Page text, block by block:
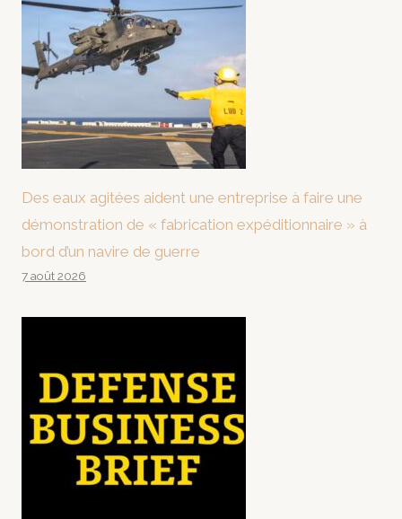
Des eaux agitées aident une entreprise à faire une
démonstration de « fabrication expéditionnaire » à
bord d’un navire de guerre
7 août 2026